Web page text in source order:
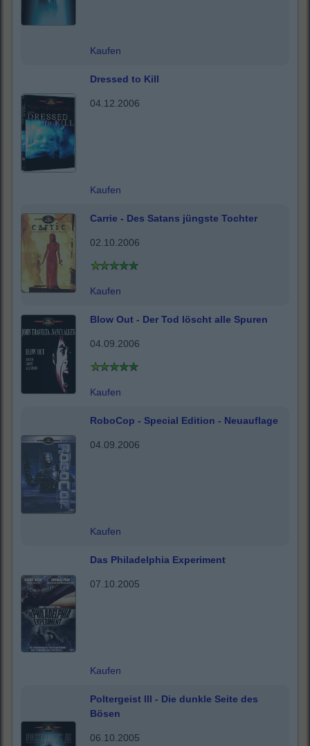
Kaufen
Dressed to Kill
04.12.2006
Kaufen
Carrie - Des Satans jüngste Tochter
02.10.2006
Kaufen
Blow Out - Der Tod löscht alle Spuren
04.09.2006
Kaufen
RoboCop - Special Edition - Neuauflage
04.09.2006
Kaufen
Das Philadelphia Experiment
07.10.2005
Kaufen
Poltergeist III - Die dunkle Seite des
Bösen
06.10.2005